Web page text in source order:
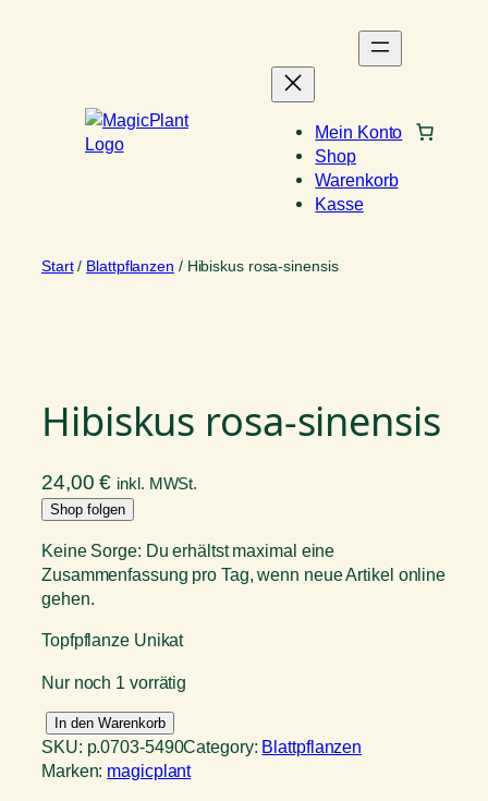
Mein Konto
Shop
Warenkorb
Kasse
Start/ Blattpflanzen / Hibiskus rosa-sinensis
Hibiskus rosa-sinensis
24,00€ inkl. MWSt.
Shop folgen
Keine Sorge: Du erhältst maximal eine
Zusammenfassung pro Tag, wenn neue Artikel online
gehen.
Topfpflanze Unikat
Nur noch 1 vorrätig
i
b
In den Warenkorb
SKU: p.0703-5490Category: Blattpflanzen
Marken: magicplant